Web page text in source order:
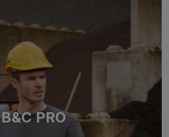
B&C PRO